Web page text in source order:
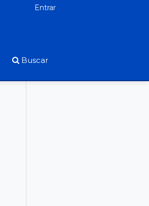
Buscar
Entrar